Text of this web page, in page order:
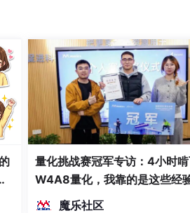
量化挑战赛冠军专访：4小时
W4A8量化，我靠的是这些经
魔乐社区